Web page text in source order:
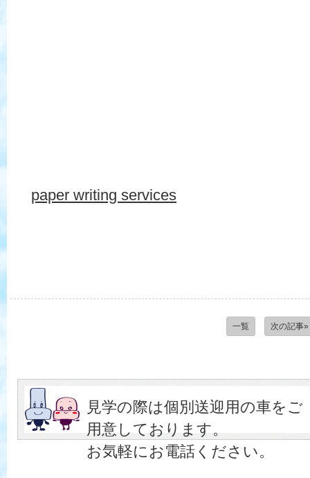
paper writing services
一覧 次の記事»
見学の際は個別送迎用の車をご
用意しております。
お気軽にお電話ください。